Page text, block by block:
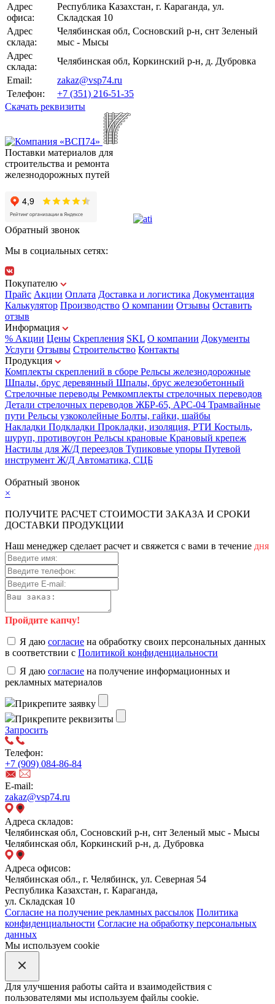
Адрес
офиса:
Республика Казахстан, г. Караганда, ул.
Складская 10
Адрес
склада:
Челябинская обл, Сосновский р-н, снт Зеленый
мыс - Мысы
Адрес
склада:
Челябинская обл, Коркинский р-н, д. Дубровка
Email:
zakaz@vsp74.ru
Телефон:
+7 (351) 216-51-35
Скачать реквизиты
Поставки материалов для
строительства и ремонта
железнодорожных путей
Обратный звонок
Мы в социальных сетях:
Покупателю
Прайс Акции Оплата Доставка и логистика Документация
Калькулятор Производство О компании Отзывы Оставить
отзыв
Информация
% Акции Цены Скрепления SKL О компании Документы
Услуги Отзывы Строительство Контакты
Продукция
Комплекты скреплений в сборе Рельсы железнодорожные
Шпалы, брус деревянный Шпалы, брус железобетонный
Стрелочные переводы Ремкомплекты стрелочных переводов
Детали стрелочных переводов ЖБР-65, АРС-04 Трамвайные
пути Рельсы узкоколейные Болты, гайки, шайбы
Накладки Подкладки Прокладки, изоляция, РТИ Костыль,
шуруп, противоугон Рельсы крановые Крановый крепеж
Настилы для Ж/Д переездов Тупиковые упоры Путевой
инструмент Ж/Д Автоматика, СЦБ
Обратный звонок
×
ПОЛУЧИТЕ РАСЧЕТ СТОИМОСТИ ЗАКАЗА И СРОКИ
ДОСТАВКИ ПРОДУКЦИИ
Наш менеджер сделает расчет и свяжется с вами в течение дня
Пройдите капчу!
Я даю согласие на обработку своих персональных данных
в соответствии с Политикой конфиденциальности
Я даю согласие на получение информационных и
рекламных материалов
Прикрепите заявку
Прикрепите реквизиты
Запросить
Телефон:
+7 (909) 084-86-84
E-mail:
zakaz@vsp74.ru
Адреса складов:
Челябинская обл, Сосновский р-н, снт Зеленый мыс - Мысы
Челябинская обл, Коркинский р-н, д. Дубровка
Адреса офисов:
Челябинская обл., г. Челябинск, ул. Северная 54
Республика Казахстан, г. Караганда,
ул. Складская 10
Согласие на получение рекламных рассылок Политика
конфиденциальности Согласие на обработку персональных
данных
Мы используем cookie
Для улучшения работы сайта и взаимодействия с
пользователями мы используем файлы cookie.